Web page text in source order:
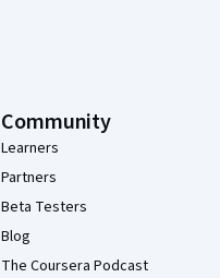
Community
Learners
Partners
Beta Testers
Blog
The Coursera Podcast